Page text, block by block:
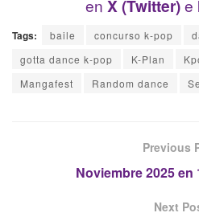
en X (Twitter)e
Tags: baile concurso k-pop
gotta dance k-pop
K-Plan
Mangafest
Random dance
Previous
Noviembre 2025
Next